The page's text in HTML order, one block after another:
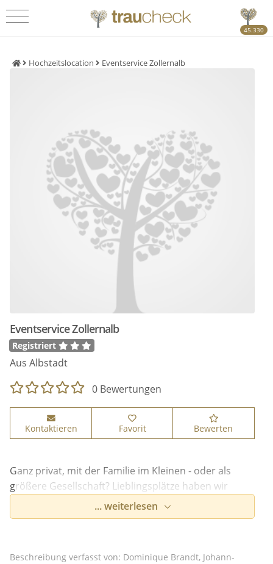
45.330
Hochzeitslocation Eventservice Zollernalb
Eventservice Zollernalb
Registriert
Aus Albstadt
0 Bewertungen
Kontaktieren Favorit Bewerten
Ganz privat, mit der Familie im Kleinen - oder als
größere Gesellschaft? Lieblingsplätze haben wir
... weiterlesen
Beschreibung verfasst von: Dominique Brandt, Johann-